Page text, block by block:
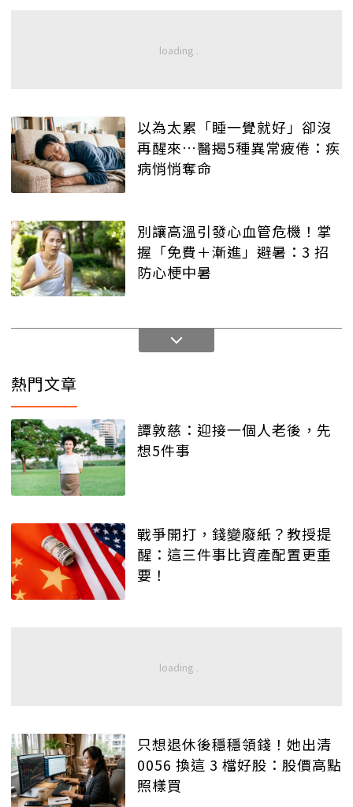
以為太累「睡一覺就好」卻沒
再醒來…醫揭5種異常疲倦：疾
病悄悄奪命
別讓高溫引發心血管危機！掌
握「免費＋漸進」避暑：3 招
防心梗中暑
熱門文章
譚敦慈：迎接一個人老後，先
想5件事
戰爭開打，錢變廢紙？教授提
醒：這三件事比資產配置更重
要！
只想退休後穩穩領錢！她出清
0056 換這 3 檔好股：股價高點
照樣買